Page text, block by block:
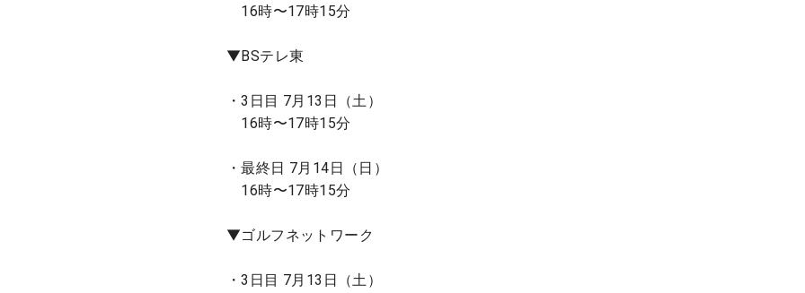
16時〜17時15分
▼BSテレ東
・3日目 7月13日（土）
16時〜17時15分
・最終日 7月14日（日）
16時〜17時15分
▼ゴルフネットワーク
・3日目 7月13日（土）